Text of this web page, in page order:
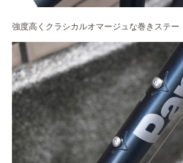
強度高くクラシカルオマージュな巻きステー